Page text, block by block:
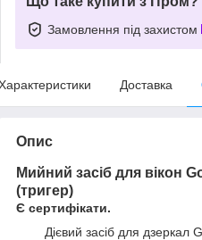
Замовлення під захистом
Доставка
Опис
Мийний засіб для вікон
(тригер)
Є сертифікати.
Дієвий засіб для дзеркал